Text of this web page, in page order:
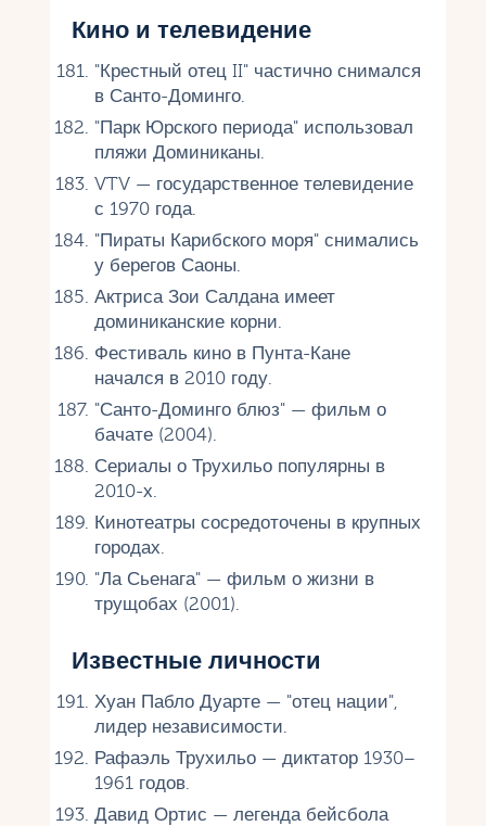
Кино и телевидение
"Крестный отец II" частично снимался
в Санто-Доминго.
"Парк Юрского периода" использовал
пляжи Доминиканы.
VTV — государственное телевидение
с 1970 года.
"Пираты Карибского моря" снимались
у берегов Саоны.
Актриса Зои Салдана имеет
доминиканские корни.
Фестиваль кино в Пунта-Кане
начался в 2010 году.
"Санто-Доминго блюз" — фильм о
бачате (2004).
Сериалы о Трухильо популярны в
2010-х.
Кинотеатры сосредоточены в крупных
городах.
"Ла Сьенага" — фильм о жизни в
трущобах (2001).
Известные личности
Хуан Пабло Дуарте — "отец нации",
лидер независимости.
Рафаэль Трухильо — диктатор 1930–
1961 годов.
Давид Ортис — легенда бейсбола